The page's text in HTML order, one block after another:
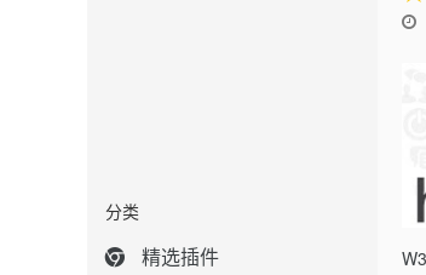
分类
精选插件